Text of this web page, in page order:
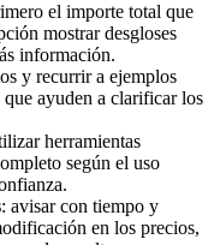
el importe total que
mostrar desgloses
información.
y recurrir a ejemplos
ayuden a clarificar los
herramientas
según el uso
: avisar con tiempo y
en los precios,